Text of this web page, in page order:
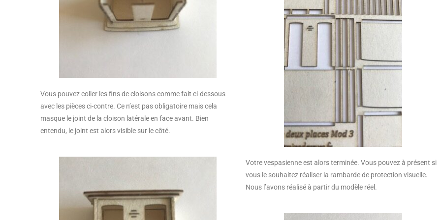
Vous pouvez coller les fins de cloisons comme fait ci-dessous
avec les pièces ci-contre. Ce n’est pas obligatoire mais cela
masque le joint de la cloison latérale en face avant. Bien
entendu, le joint est alors visible sur le côté.
Votre vespasienne est alors terminée. Vous pouvez à présent si
vous le souhaitez réaliser la rambarde de protection visuelle.
Nous l’avons réalisé à partir du modèle réel.